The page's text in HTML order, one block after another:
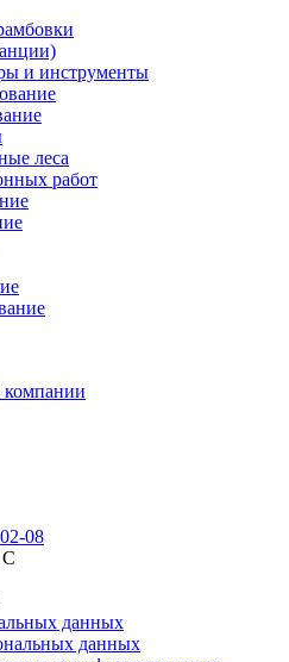
и инструменты
леса
работ
08
С
данных
данных